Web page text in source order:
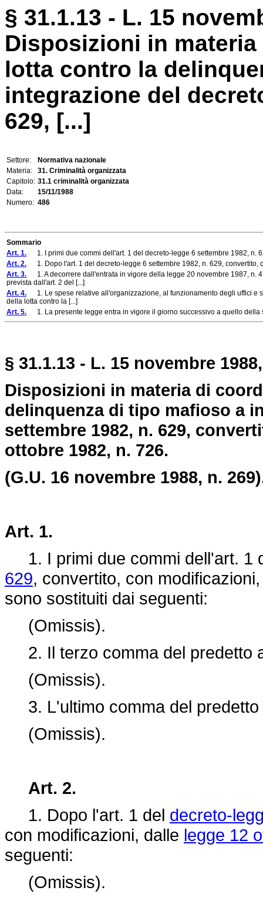
§ 31.1.13 - L. 15
Disposizioni in
lotta contro la
integrazione del
629, [...]
Settore:
Normativa nazionale
Materia:
31. Criminalità organizzata
Capitolo: 31.1 criminalità organizzata
Data:
15/11/1988
Numero: 486
Sommario
Art. 1. 1. I primi due commi dell'art. 1 del decreto-legge 6 settembre 1982, n.
Art. 2. 1. Dopo l'art. 1 del decreto-legge 6 settembre 1982, n. 629, convertito,
Art. 3. 1. A decorrere dall'entrata in vigore della legge 20 novembre 1987, n.
prevista dall'art. 2 del [...]
Art. 4. 1. Le spese relative all'organizzazione, al funzionamento degli uffici e
della lotta contro la [...]
Art. 5. 1. La presente legge entra in vigore il giorno successivo a quello della
§ 31.1.13 - L. 15 novembre
Disposizioni in materia di
delinquenza di tipo mafioso a
settembre 1982, n. 629,
ottobre 1982, n. 726.
(G.U. 16 novembre 1988, n.
Art. 1.
1. I primi due commi dell'art. 1
629, convertito, con
sono sostituiti dai seguenti:
(Omissis).
2. Il terzo comma del predetto
(Omissis).
3. L'ultimo comma del predetto
(Omissis).
Art. 2.
1. Dopo l'art. 1 del decreto-
con modificazioni, dalle legge 12
seguenti:
(Omissis).